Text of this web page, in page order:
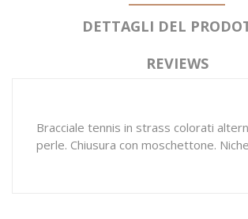
DETTAGLI DEL
REVIEWS
Bracciale tennis in strass colorati
perle. Chiusura con moschettone.